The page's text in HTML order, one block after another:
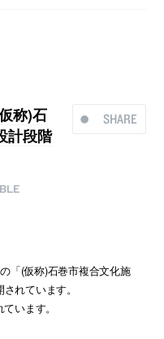
SHARE
称)石
計段階
「(仮称)石巻市複合文化施
れています。
います。